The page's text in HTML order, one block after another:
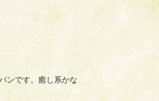
ンです。癒し系かな